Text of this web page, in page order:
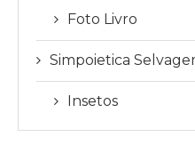
Foto Livro
Simpoietica
Insetos